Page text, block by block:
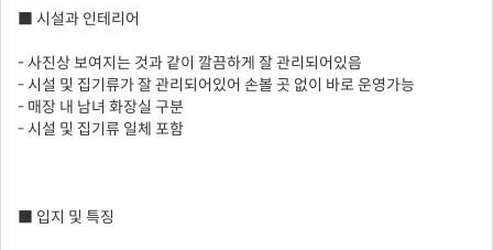
■ 시설과 인테리어
- 사진상 보여지는 것과 같이 깔끔하게 잘 관리되어있음
- 시설 및 집기류가 잘 관리되어있어 손볼 곳 없이 바로 운영가능
- 매장 내 남녀 화장실 구분
- 시설 및 집기류 일체 포함
■ 입지 및 특징